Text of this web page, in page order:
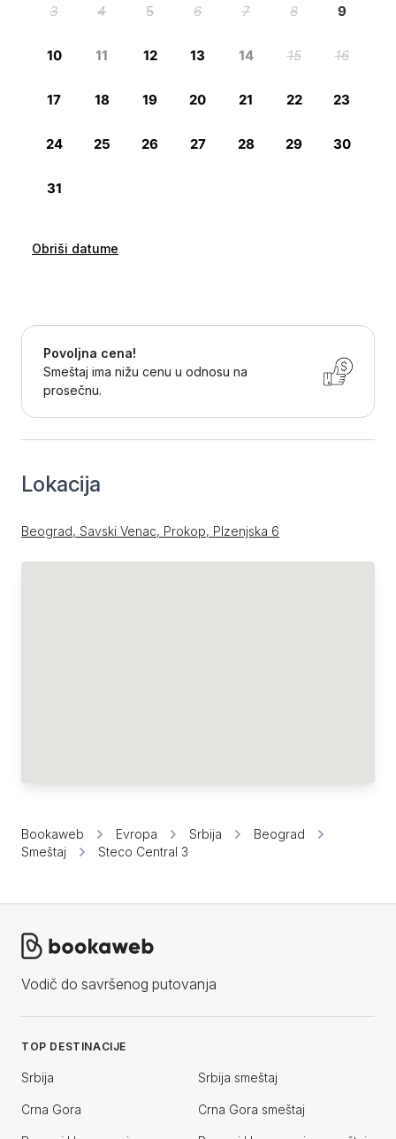
Obriši datume
Povoljna cena!
Smeštaj ima nižu cenu u odnosu na
prosečnu.
Lokacija
Beograd, Savski Venac, Prokop, Plzenjska 6
Bookaweb Evropa Srbija
Beograd
Smeštaj
Steco Central 3
Vodič do savršenog putovanja
TOP DESTINACIJE
Srbija Srbija smeštaj
Crna Gora Crna Gora smeštaj